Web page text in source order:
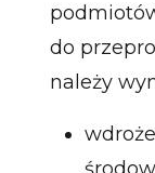
do
należy